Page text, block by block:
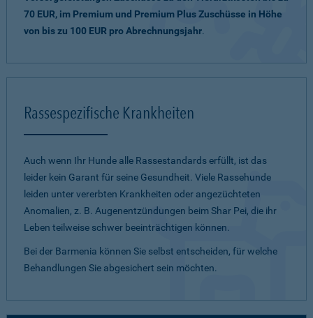
70 EUR, im Premium und Premium Plus Zuschüsse in Höhe
von bis zu 100 EUR pro Abrechnungsjahr.
Rassespezifische Krankheiten
Auch wenn Ihr Hunde alle Rassestandards erfüllt, ist das
leider kein Garant für seine Gesundheit. Viele Rassehunde
leiden unter vererbten Krankheiten oder angezüchteten
Anomalien, z. B. Augenentzündungen beim Shar Pei, die ihr
Leben teilweise schwer beeinträchtigen können.
Bei der Barmenia können Sie selbst entscheiden, für welche
Behandlungen Sie abgesichert sein möchten.